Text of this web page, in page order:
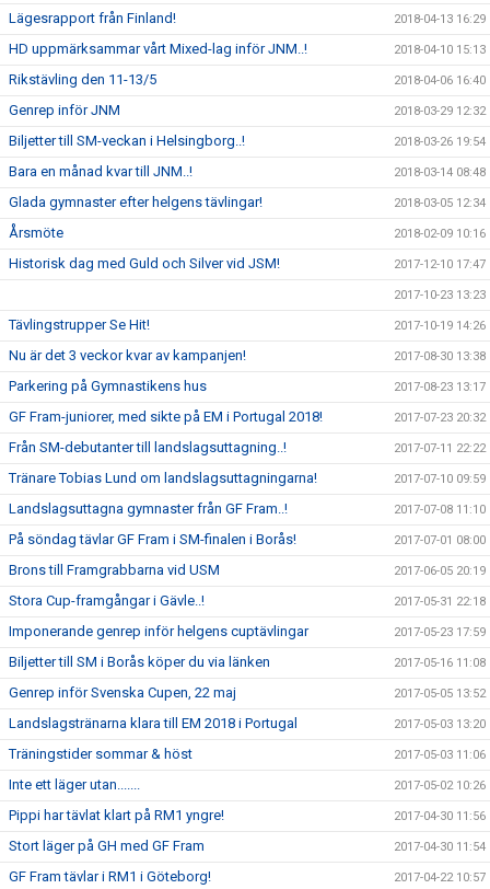
Lägesrapport från Finland! 2018-04-13 16:29
HD uppmärksammar vårt Mixed-lag inför JNM..! 2018-04-10 15:13
Rikstävling den 11-13/5 2018-04-06 16:40
Genrep inför JNM 2018-03-29 12:32
Biljetter till SM-veckan i Helsingborg..! 2018-03-26 19:54
Bara en månad kvar till JNM..! 2018-03-14 08:48
Glada gymnaster efter helgens tävlingar! 2018-03-05 12:34
Årsmöte 2018-02-09 10:16
Historisk dag med Guld och Silver vid JSM! 2017-12-10 17:47
2017-10-23 13:23
Tävlingstrupper Se Hit! 2017-10-19 14:26
Nu är det 3 veckor kvar av kampanjen! 2017-08-30 13:38
Parkering på Gymnastikens hus 2017-08-23 13:17
GF Fram-juniorer, med sikte på EM i Portugal 2018! 2017-07-23 20:32
Från SM-debutanter till landslagsuttagning..! 2017-07-11 22:22
Tränare Tobias Lund om landslagsuttagningarna! 2017-07-10 09:59
Landslagsuttagna gymnaster från GF Fram..! 2017-07-08 11:10
På söndag tävlar GF Fram i SM-finalen i Borås! 2017-07-01 08:00
Brons till Framgrabbarna vid USM 2017-06-05 20:19
Stora Cup-framgångar i Gävle..! 2017-05-31 22:18
Imponerande genrep inför helgens cuptävlingar 2017-05-23 17:59
Biljetter till SM i Borås köper du via länken 2017-05-16 11:08
Genrep inför Svenska Cupen, 22 maj 2017-05-05 13:52
Landslagstränarna klara till EM 2018 i Portugal 2017-05-03 13:20
Träningstider sommar & höst 2017-05-03 11:06
Inte ett läger utan....... 2017-05-02 10:26
Pippi har tävlat klart på RM1 yngre! 2017-04-30 11:56
Stort läger på GH med GF Fram 2017-04-30 11:54
GF Fram tävlar i RM1 i Göteborg! 2017-04-22 10:57